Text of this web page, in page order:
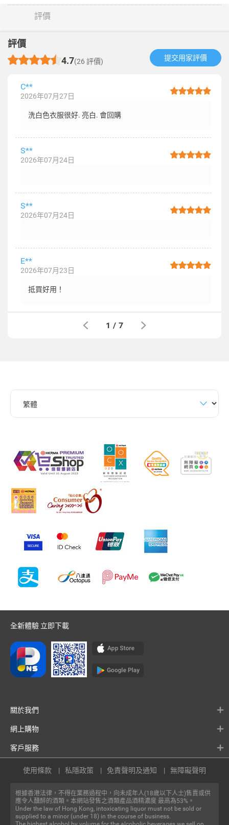
評價
評價
4.7(26 評價) 提交用家評價​
C**
2026年07月27日
洗白色衣服很好. 亮白. 會回購
S**
2026年07月24日
S**
2026年07月24日
E**
2026年07月23日
抵買好用！
1 / 7
全新體驗 立即下載
關於我們
網上購物
客戶服務
根據香港法律，不得在業務過程中，向未成年人(18歲以下人士)售賣或供
應令人醺醉的酒類。本網站發售之酒類產品酒精濃度 最高為53%。
Under the law of Hong Kong, intoxicating liquor must not be sold or
supplied to a minor (under 18) in the course of business.
使用條款 私隱政策 免責聲明及通知 無障礙聲明